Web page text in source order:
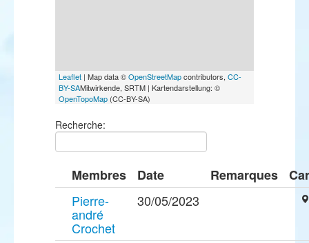
Leaflet | Map data ©OpenStreetMapcontributors, CC-
BY-SAMitwirkende, SRTM | Kartendarstellung: ©
OpenTopoMap (CC-BY-SA)
Recherche:
Membres Date Remarques
Pierre-
andré
Crochet
30/05/2023